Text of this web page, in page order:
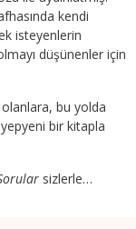
kendi
isteyenlerin
düşünenler için
olanlara, bu yolda
bir kitapla
sizlerle…